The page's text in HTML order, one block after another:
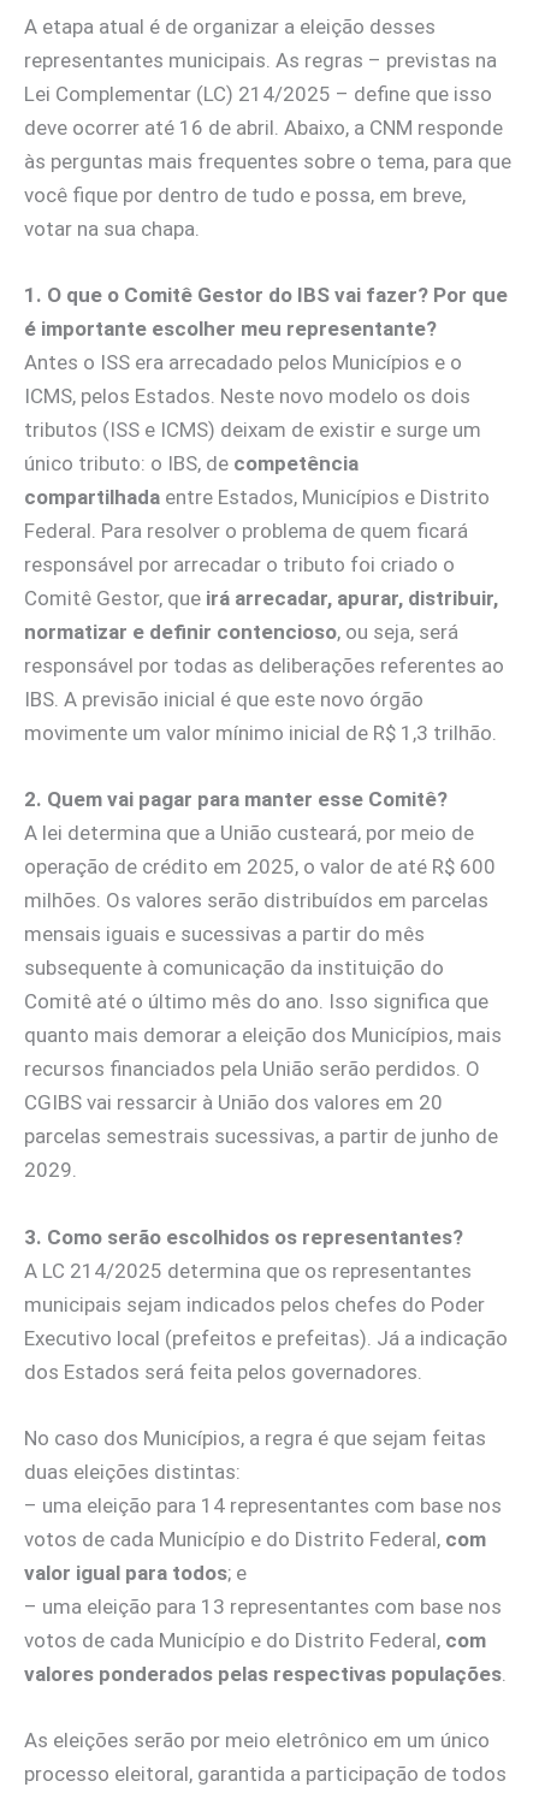
A etapa atual é de organizar a eleição desses
representantes municipais. As regras – previstas na
Lei Complementar (LC) 214/2025 – define que isso
deve ocorrer até 16 de abril. Abaixo, a CNM responde
às perguntas mais frequentes sobre o tema, para que
você fique por dentro de tudo e possa, em breve,
votar na sua chapa.
1. O que o Comitê Gestor do IBS vai fazer? Por que
é importante escolher meu representante?
Antes o ISS era arrecadado pelos Municípios e o
ICMS, pelos Estados. Neste novo modelo os dois
tributos (ISS e ICMS) deixam de existir e surge um
único tributo: o IBS, de competência
compartilhada entre Estados, Municípios e Distrito
Federal. Para resolver o problema de quem ficará
responsável por arrecadar o tributo foi criado o
Comitê Gestor, que irá arrecadar, apurar, distribuir,
normatizar e definir contencioso, ou seja, será
responsável por todas as deliberações referentes ao
IBS. A previsão inicial é que este novo órgão
movimente um valor mínimo inicial de R$ 1,3 trilhão.
2. Quem vai pagar para manter esse Comitê?
A lei determina que a União custeará, por meio de
operação de crédito em 2025, o valor de até R$ 600
milhões. Os valores serão distribuídos em parcelas
mensais iguais e sucessivas a partir do mês
subsequente à comunicação da instituição do
Comitê até o último mês do ano. Isso significa que
quanto mais demorar a eleição dos Municípios, mais
recursos financiados pela União serão perdidos. O
CGIBS vai ressarcir à União dos valores em 20
parcelas semestrais sucessivas, a partir de junho de
2029.
3. Como serão escolhidos os representantes?
A LC 214/2025 determina que os representantes
municipais sejam indicados pelos chefes do Poder
Executivo local (prefeitos e prefeitas). Já a indicação
dos Estados será feita pelos governadores.
No caso dos Municípios, a regra é que sejam feitas
duas eleições distintas:
– uma eleição para 14 representantes com base nos
votos de cada Município e do Distrito Federal, com
valor igual para todos; e
– uma eleição para 13 representantes com base nos
votos de cada Município e do Distrito Federal, com
valores ponderados pelas respectivas populações
As eleições serão por meio eletrônico em um único
processo eleitoral, garantida a participação de todos